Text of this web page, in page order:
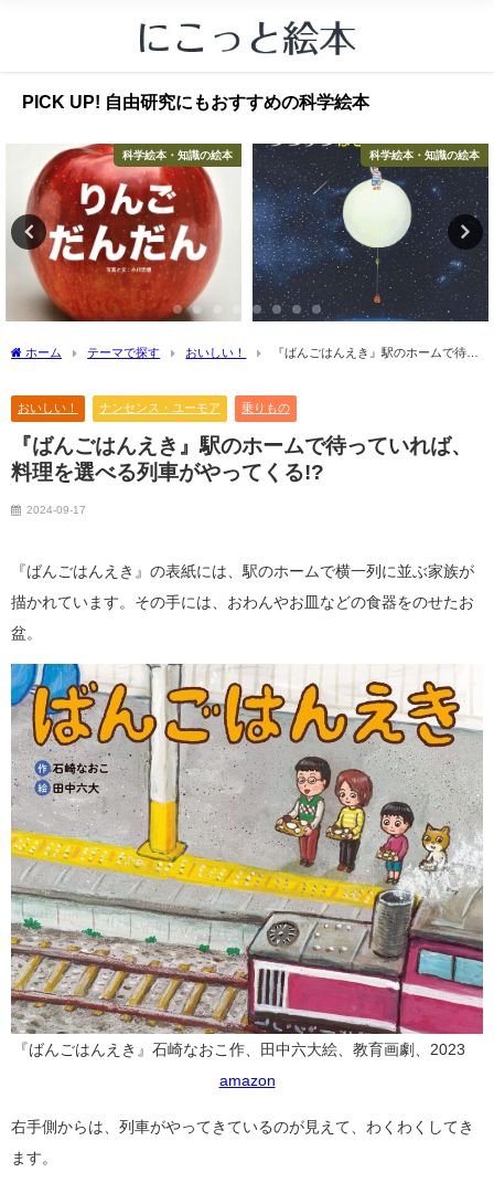
PICK UP! 自由研究にもおすすめの科学絵本
科学絵本・知識の絵本 科学絵本・知識の絵本
ホーム テーマで探す おいしい！
『ばんごはんえき』駅のホームで待っ
おいしい！ ナンセンス・ユーモア 乗りもの
『ばんごはんえき』駅のホームで待っていれば、
料理を選べる列車がやってくる!?
2024-09-17
『ばんごはんえき』の表紙には、駅のホームで横一列に並ぶ家族が
描かれています。その手には、おわんやお皿などの食器をのせたお
盆。
『ばんごはんえき』石崎なおこ作、田中六大絵、教育画劇、2023
amazon
右手側からは、列車がやってきているのが見えて、わくわくしてき
ます。